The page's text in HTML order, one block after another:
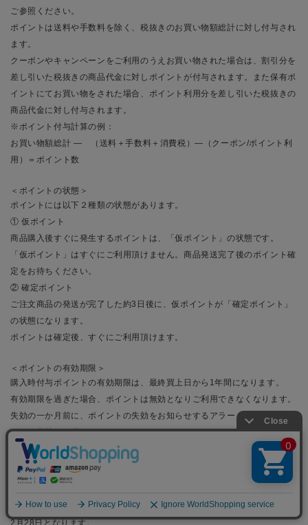
ご参照ください。
ポイントは送料や手数料を除く、税抜きのお買い物額総計に対し付与され
ます。
クーポンやキャンペーンをご利用のうえお買い物された場合は、割引分を
差し引いた税抜きの商品代金に対しポイントが付与されます。また保有ポ
イントにてお買い物をされた場合、ポイント利用分を差し引いた税抜きの
商品代金に対し付与されます。
※ポイント付与計算の例：
お買い物額総計 ― （送料＋手数料＋消費税）―（クーポン/ポイント利
用）＝ポイント数
＜ポイントの状態＞
ポイントには以下２種類の状態があります。
① 仮ポイント
商品購入後すぐに発生するポイントは、「仮ポイント」の状態です。
「仮ポイント」はすぐにご利用頂けません。商品発送完了後のポイント確
定をお待ちください。
② 確定ポイント
ご注文商品の発送が完了した約3日後に、仮ポイントが「確定ポイント」
の状態になります。
ポイントは確定後、すぐにご利用頂けます。
＜ポイントの有効期限＞
購入時付与ポイントの有効期限は、最終買上日から1年間になります。
有効期限を過ぎた場合、ポイントは無効となりご利用できなくなります。
失効の一か月前に、ポイントの失効をお知らせするアラートメールを失効
の一か月前にお送りいたします。
※迷惑メール対策、ドメイン指定受信されているお客様は「ドメイン」を
受信可能に設定の変更をお願いいたします。
※うるう年の2月29日にご購入時に付与されたポイントの有効期限は翌年
2月28日となります。